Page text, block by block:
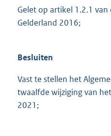
Gelet op artikel 1.2.1 van
Gelderland 2016;
Besluiten
Vast te stellen het
twaalfde wijziging van
2021;